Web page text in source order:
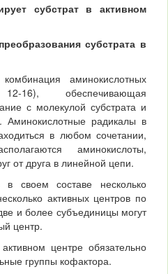
субстрат в активном
субстрата в
аминокислотных
16), обеспечивающая
с молекулой субстрата и
Аминокислотные радикалы в
в любом сочетании,
аминокислоты,
от друга в линейной цепи.
своем составе несколько
активных центров по
и более субъединицы могут
центр.
центре обязательно
группы кофактора.